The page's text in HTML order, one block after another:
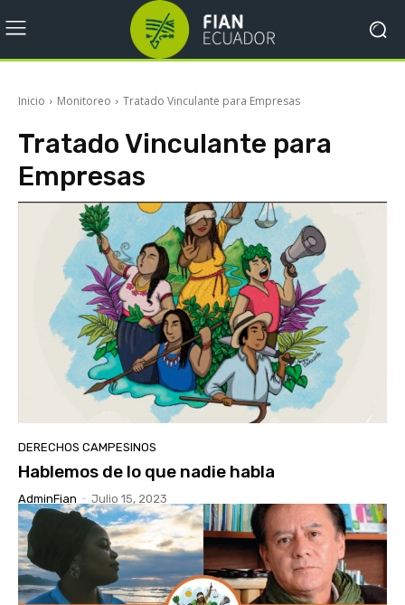
Inicio Monitoreo Tratado Vinculante para Empresas
Tratado Vinculante para
Empresas
DERECHOS CAMPESINOS
Hablemos de lo que nadie habla
AdminFian - Julio 15, 2023